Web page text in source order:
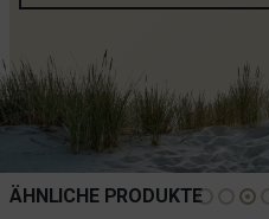
ÄHNLICHE PRODUKTE